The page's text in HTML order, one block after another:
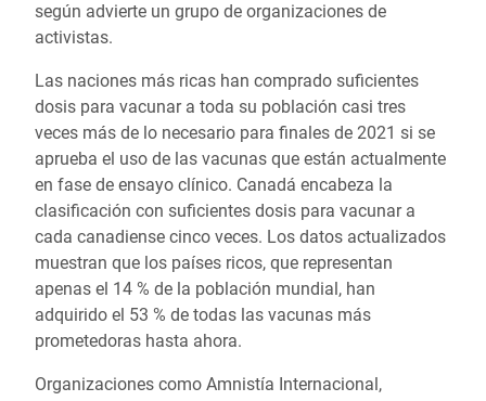
según advierte un grupo de organizaciones de
activistas.
Las naciones más ricas han comprado suficientes
dosis para vacunar a toda su población casi tres
veces más de lo necesario para finales de 2021 si se
aprueba el uso de las vacunas que están actualmente
en fase de ensayo clínico. Canadá encabeza la
clasificación con suficientes dosis para vacunar a
cada canadiense cinco veces. Los datos actualizados
muestran que los países ricos, que representan
apenas el 14 % de la población mundial, han
adquirido el 53 % de todas las vacunas más
prometedoras hasta ahora.
Organizaciones como Amnistía Internacional,